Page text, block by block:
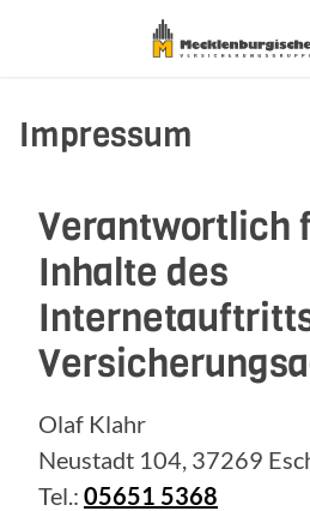
Impressum
Verantwortlich
Inhalte des
Olaf Klahr
Neustadt 104, 37269
Tel.: 05651 5368